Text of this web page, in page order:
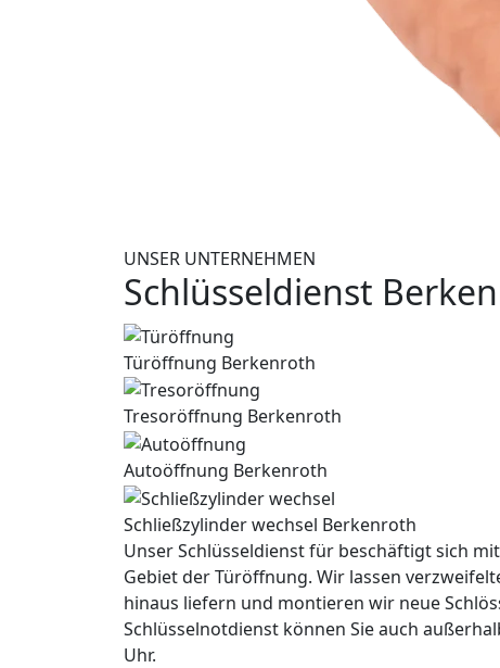
UNSER UNTERNEHMEN
Schlüsseldienst
Türöffnung Berkenroth
Tresoröffnung Berkenroth
Autoöffnung Berkenroth
Schließzylinder wechsel Berkenroth
Unser Schlüsseldienst für beschäftigt sich
Gebiet der Türöffnung. Wir lassen
hinaus liefern und montieren wir neue
Schlüsselnotdienst können Sie auch
Uhr.